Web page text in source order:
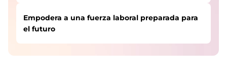
Empodera a una fuerza laboral preparada para
el futuro
Protección contra amenazas cibernéticas